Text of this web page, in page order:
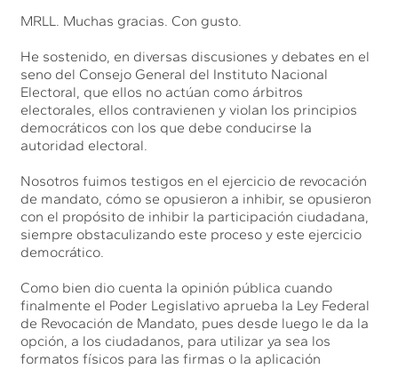
MRLL. Muchas gracias. Con gusto.
He sostenido, en diversas discusiones y debates en el
seno del Consejo General del Instituto Nacional
Electoral, que ellos no actúan como árbitros
electorales, ellos contravienen y violan los principios
democráticos con los que debe conducirse la
autoridad electoral.
Nosotros fuimos testigos en el ejercicio de revocación
de mandato, cómo se opusieron a inhibir, se opusieron
con el propósito de inhibir la participación ciudadana,
siempre obstaculizando este proceso y este ejercicio
democrático.
Como bien dio cuenta la opinión pública cuando
finalmente el Poder Legislativo aprueba la Ley Federal
de Revocación de Mandato, pues desde luego le da la
opción, a los ciudadanos, para utilizar ya sea los
formatos físicos para las firmas o la aplicación